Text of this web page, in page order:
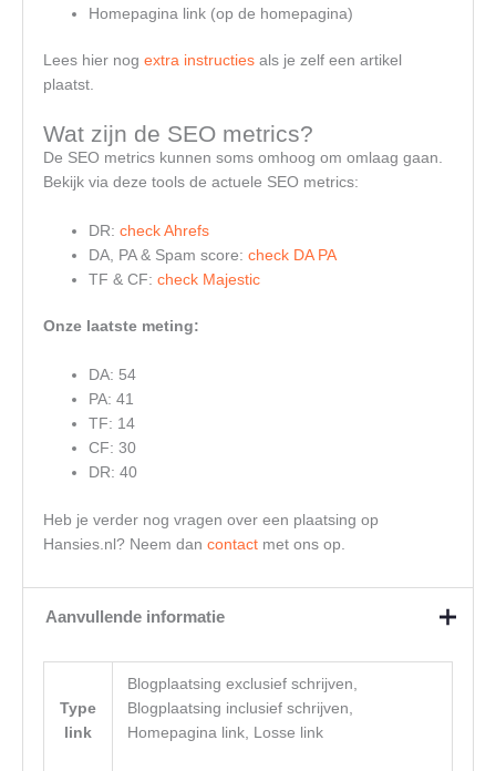
Homepagina link (op de homepagina)
Lees hier nog extra instructiesals je zelf een artikel
plaatst.
Wat zijn de SEO metrics?
De SEO metrics kunnen soms omhoog om omlaag gaan.
Bekijk via deze tools de actuele SEO metrics:
DR: check Ahrefs
DA, PA & Spam score: check DA PA
TF & CF: check Majestic
Onze laatste meting:
DA: 54
PA: 41
TF: 14
CF: 30
DR: 40
Heb je verder nog vragen over een plaatsing op
Hansies.nl? Neem dan contactmet ons op.
Aanvullende informatie
Type
link
Blogplaatsing exclusief schrijven,
Blogplaatsing inclusief schrijven,
Homepagina link, Losse link